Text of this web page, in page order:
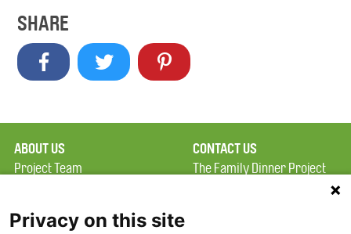
SHARE
ABOUT US
Project Team
Terms of Use
CONTACT US
The Family Dinner Project
Privacy on this site